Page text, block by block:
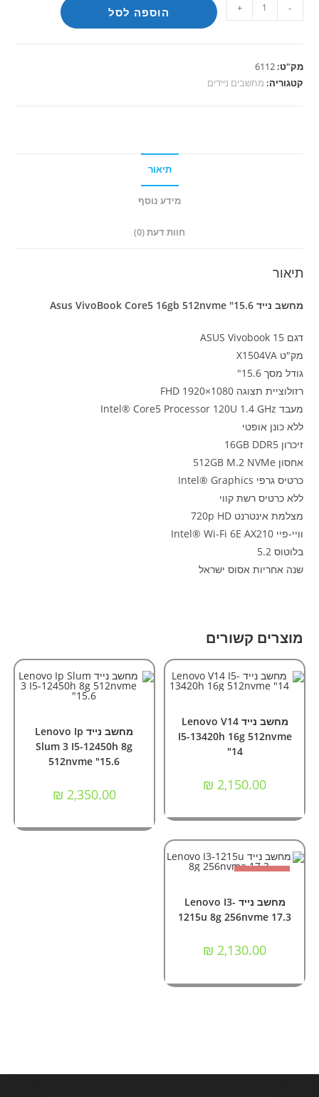
של
Asus
VivoBook
-
+ הוספה לסל
מק"ט:6112
קטגוריה: מחשבים ניידים
תיאור
מידע נוסף
חוות דעת (0)
תיאור
מחשב נייד Asus VivoBook Core5 16gb 512nvme "15.6
דגם ASUS Vivobook 15
מק"ט X1504VA
גודל מסך 15.6"
רזולוציית תצוגה FHD 1920×1080
מעבד Intel® Core5 Processor 120U 1.4 GHz
ללא כונן אופטי
זיכרון 16GB DDR5
אחסון 512GB M.2 NVMe
כרטיס גרפי Intel® Graphics
ללא כרטיס רשת קווי
מצלמת אינטרנט 720p HD
וויי-פיי Intel® Wi-Fi 6E AX210
בלוטוס 5.2
שנה אחריות אסוס ישראל
מוצרים קשורים
מחשב נייד Lenovo V14
I5-13420h 16g 512nvme
"14
₪ 2,150.00
מחשב נייד Lenovo Ip
Slum 3 I5-12450h 8g
512nvme "15.6
₪ 2,350.00
אזל המלאי
מחשב נייד Lenovo I3-
1215u 8g 256nvme 17.3
₪ 2,130.00